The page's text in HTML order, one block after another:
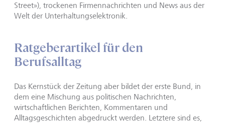
Street»), trockenen Firmennachrichten und News aus der
Welt der Unterhaltungselektronik.
Ratgeberartikel für den
Berufsalltag
Das Kernstück der Zeitung aber bildet der erste Bund, in
dem eine Mischung aus politischen Nachrichten,
wirtschaftlichen Berichten, Kommentaren und
Alltagsgeschichten abgedruckt werden. Letztere sind es,